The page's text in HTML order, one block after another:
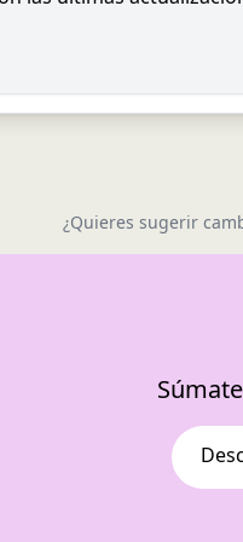
¿Quieres sugerir